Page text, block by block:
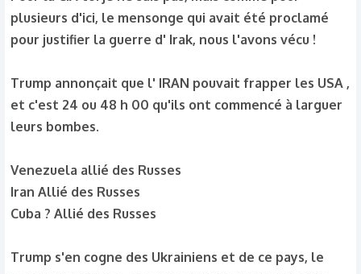
plaît pas. Y verras tu encore un coup de la cia- mossad ?
plusieurs d'ici, le mensonge qui avait été proclamé
pour justifier la guerre d' Irak, nous l'avons vécu !
Trump annonçait que l' IRAN pouvait frapper les USA ,
et c'est 24 ou 48 h 00 qu'ils ont commencé à larguer
leurs bombes.
Venezuela allié des Russes
Iran Allié des Russes
Cuba ? Allié des Russes
Trump s'en cogne des Ukrainiens et de ce pays, le